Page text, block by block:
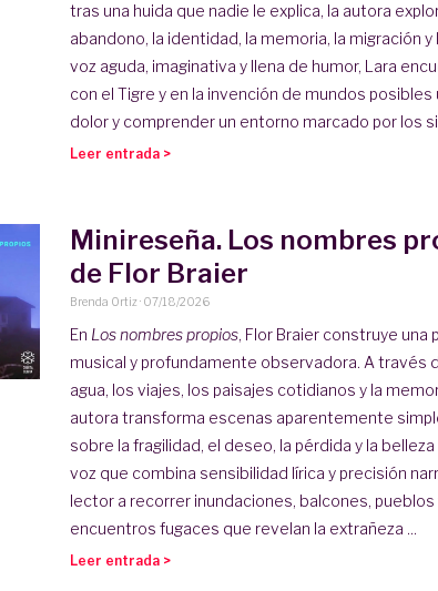
tras una huida que nadie le explica, la autora
abandono, la identidad, la memoria, la migración y
voz aguda, imaginativa y llena de humor, Lara
con el Tigre y en la invención de mundos
dolor y comprender un entorno marcado por los
Leer entrada >
Minireseña. Los nombres
de Flor Braier
Brenda Ortiz · 07/18/2026
En Los nombres propios, Flor Braier construye una
musical y profundamente observadora. A través
agua, los viajes, los paisajes cotidianos y la
autora transforma escenas aparentemente
sobre la fragilidad, el deseo, la pérdida y la
voz que combina sensibilidad lírica y precisión
lector a recorrer inundaciones, balcones,
encuentros fugaces que revelan la extrañeza ...
Leer entrada >